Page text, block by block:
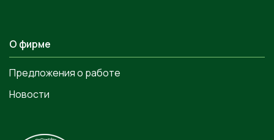
О фирме
Предложения о работе
Новости